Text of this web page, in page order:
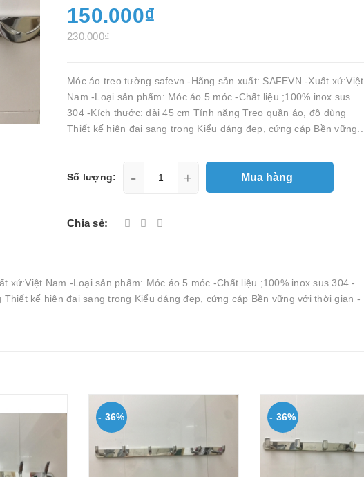
150.000₫
230.000₫
Móc áo treo tường safevn -Hãng sản xuất: SAFEVN -Xuất xứ:Việt
Nam -Loại sản phẩm: Móc áo 5 móc -Chất liệu ;100% inox sus
304 -Kích thước: dài 45 cm Tính năng Treo quần áo, đồ dùng
Thiết kế hiện đại sang trọng Kiểu dáng đẹp, cứng cáp Bền vững...
Số lượng: - + Mua hàng
Chia sẻ:
xứ:Việt Nam -Loại sản phẩm: Móc áo 5 móc -Chất liệu ;100% inox sus 304 -
kế hiện đại sang trọng Kiểu dáng đẹp, cứng cáp Bền vững với thời gian -
- 36% - 36%